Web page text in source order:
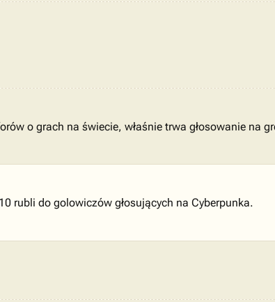
o grach na świecie, właśnie trwa głosowanie na
rubli do golowiczów głosujących na Cyberpunka.